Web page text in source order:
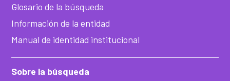
Glosario de la búsqueda
Información de la entidad
Manual de identidad institucional
Sobre la búsqueda